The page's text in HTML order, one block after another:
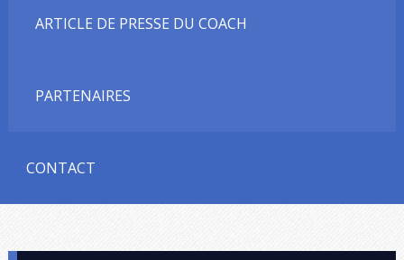
ARTICLE DE PRESSE DU COACH
PARTENAIRES
CONTACT